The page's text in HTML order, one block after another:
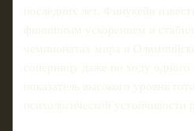
последних лет. Финукейн
финишным ускорением и
чемпионатах мира и
соперницу даже по ходу одного
показатель высокого уровня
психологической устойчивости